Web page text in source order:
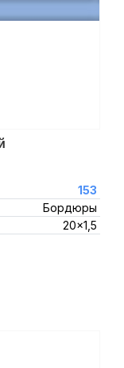
153
Бордюры
20x1,5